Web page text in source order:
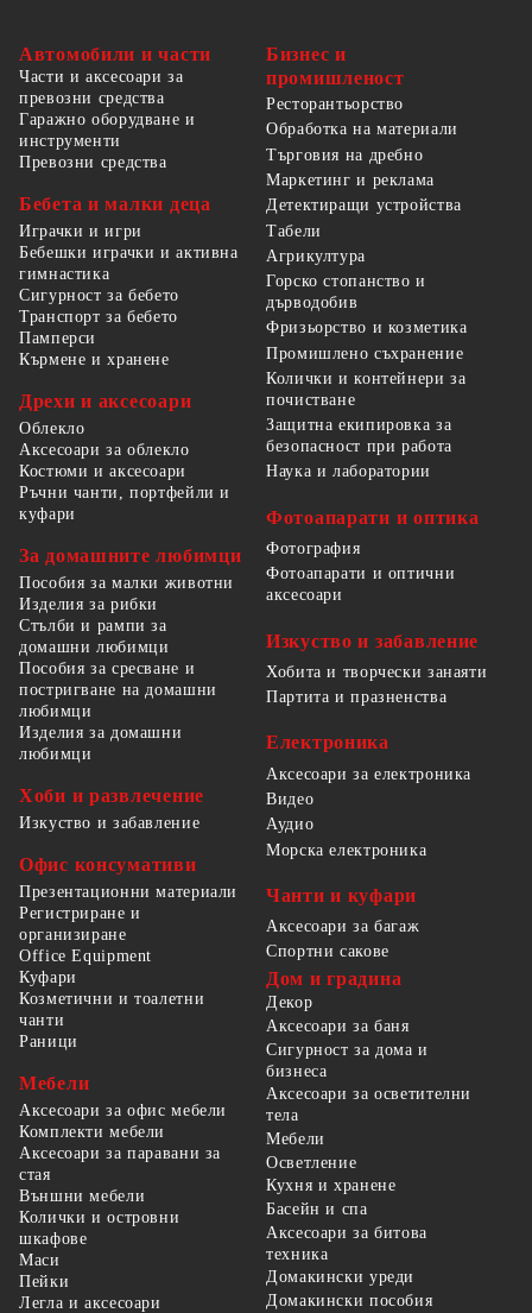
Автомобили и части
Части и аксесоари за
превозни средства
Гаражно оборудване и
инструменти
Превозни средства
Бебета и малки деца
Играчки и игри
Бебешки играчки и активна
гимнастика
Сигурност за бебето
Транспорт за бебето
Памперси
Кърмене и хранене
Дрехи и аксесоари
Облекло
Аксесоари за облекло
Костюми и аксесоари
Ръчни чанти, портфейли и
куфари
За домашните любимци
Пособия за малки животни
Изделия за рибки
Стълби и рампи за
домашни любимци
Пособия за сресване и
постригване на домашни
любимци
Изделия за домашни
любимци
Хоби и развлечение
Изкуство и забавление
Офис консумативи
Презентационни материали
Регистриране и
организиране
Office Equipment
Бизнес и
промишленост
Ресторантьорство
Обработка на материали
Търговия на дребно
Маркетинг и реклама
Детектиращи устройства
Табели
Агрикултура
Горско стопанство и
дърводобив
Фризьорство и козметика
Промишлено съхранение
Колички и контейнери за
почистване
Защитна екипировка за
безопасност при работа
Наука и лаборатории
Фотоапарати и оптика
Фотография
Фотоапарати и оптични
аксесоари
Изкуство и забавление
Хобита и творчески занаяти
Партита и празненства
Електроника
Аксесоари за електроника
Видео
Аудио
Морска електроника
Чанти и куфари
Аксесоари за багаж
Спортни сакове
Куфари
Козметични и тоалетни
чанти
Раници
Мебели
Аксесоари за офис мебели
Комплекти мебели
Аксесоари за паравани за
стая
Външни мебели
Колички и островни
шкафове
Маси
Пейки
Легла и аксесоари
Дом и градина
Декор
Аксесоари за баня
Сигурност за дома и
бизнеса
Аксесоари за осветителни
тела
Мебели
Осветление
Кухня и хранене
Басейн и спа
Аксесоари за битова
техника
Домакински уреди
Домакински пособия